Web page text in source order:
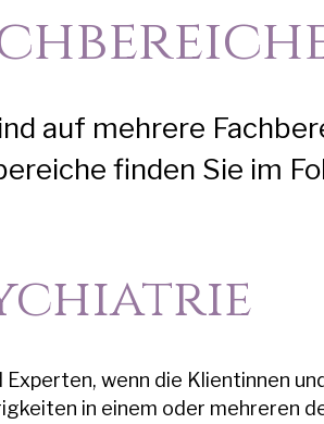
auf mehrere
finden Sie im
Experten, wenn die Klientinnen
in einem oder mehreren